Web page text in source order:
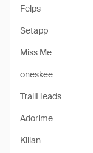
Felps
Setapp
Miss Me
oneskee
TrailHeads
Adorime
Kilian